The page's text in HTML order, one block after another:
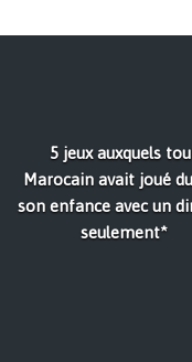
5 jeux auxquels
Marocain avait joué
son enfance avec un
seulement*